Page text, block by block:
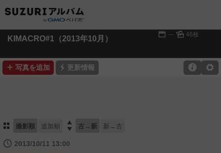
KIMACRO#1（2013年10月） 📅 --- 🌄 46枚
➕ 写真を追加 ⚡ 更新情報 ⚙

⚏ 撮影順 追加順  古→新 新→古
🕔 2013/10/11 13:00